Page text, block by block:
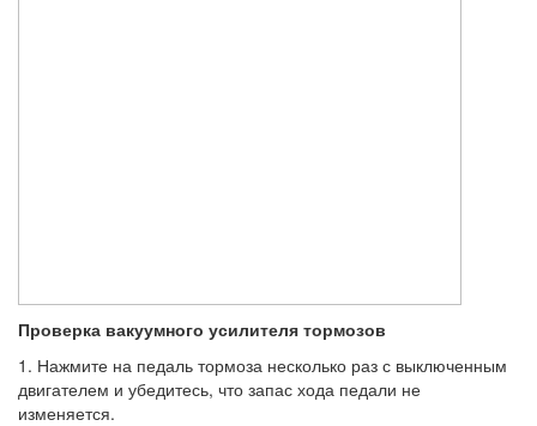
Проверка вакуумного усилителя тормозов
1. Нажмите на педаль тормоза несколько раз с выключенным
двигателем и убедитесь, что запас хода педали не
изменяется.